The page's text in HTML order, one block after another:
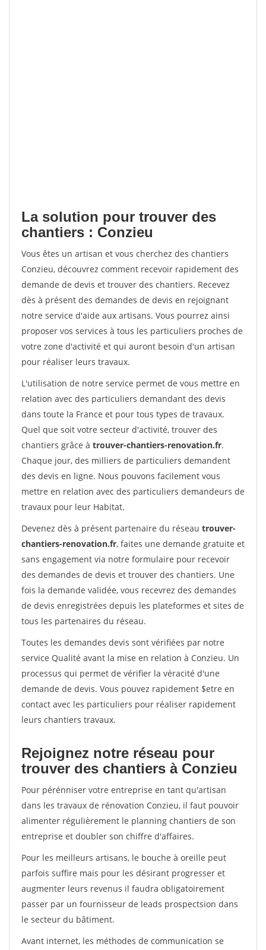
La solution pour trouver des
chantiers : Conzieu
Vous êtes un artisan et vous cherchez des chantiers
Conzieu, découvrez comment recevoir rapidement des
demande de devis et trouver des chantiers. Recevez
dès à présent des demandes de devis en rejoignant
notre service d'aide aux artisans. Vous pourrez ainsi
proposer vos services à tous les particuliers proches de
votre zone d'activité et qui auront besoin d'un artisan
pour réaliser leurs travaux.
L'utilisation de notre service permet de vous mettre en
relation avec des particuliers demandant des devis
dans toute la France et pour tous types de travaux.
Quel que soit votre secteur d'activité, trouver des
chantiers grâce à trouver-chantiers-renovation.fr.
Chaque jour, des milliers de particuliers demandent
des devis en ligne. Nous pouvons facilement vous
mettre en relation avec des particuliers demandeurs de
travaux pour leur Habitat.
Devenez dès à présent partenaire du réseau trouver-
chantiers-renovation.fr, faites une demande gratuite et
sans engagement via notre formulaire pour recevoir
des demandes de devis et trouver des chantiers. Une
fois la demande validée, vous recevrez des demandes
de devis enregistrées depuis les plateformes et sites de
tous les partenaires du réseau.
Toutes les demandes devis sont vérifiées par notre
service Qualité avant la mise en relation à Conzieu. Un
processus qui permet de vérifier la véracité d'une
demande de devis. Vous pouvez rapidement $etre en
contact avec les particuliers pour réaliser rapidement
leurs chantiers travaux.
Rejoignez notre réseau pour
trouver des chantiers à Conzieu
Pour pérénniser votre entreprise en tant qu'artisan
dans les travaux de rénovation Conzieu, il faut pouvoir
alimenter régulièrement le planning chantiers de son
entreprise et doubler son chiffre d'affaires.
Pour les meilleurs artisans, le bouche à oreille peut
parfois suffire mais pour les désirant progresser et
augmenter leurs revenus il faudra obligatoirement
passer par un fournisseur de leads prospectsion dans
le secteur du bâtiment.
Avant internet, les méthodes de communication se